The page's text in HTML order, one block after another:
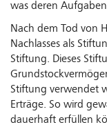
was deren
Nach dem Tod von
Nachlasses als
Stiftung. Dieses
Stiftung verwendet
Erträge. So wird
dauerhaft erfüllen